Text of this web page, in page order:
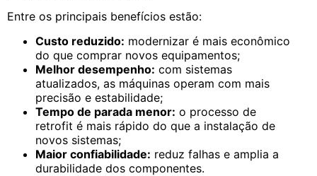
Entre os principais benefícios estão:
Custo reduzido: modernizar é mais econômico
do que comprar novos equipamentos;
Melhor desempenho: com sistemas
atualizados, as máquinas operam com mais
precisão e estabilidade;
Tempo de parada menor: o processo de
retrofit é mais rápido do que a instalação de
novos sistemas;
Maior confiabilidade: reduz falhas e amplia a
durabilidade dos componentes.